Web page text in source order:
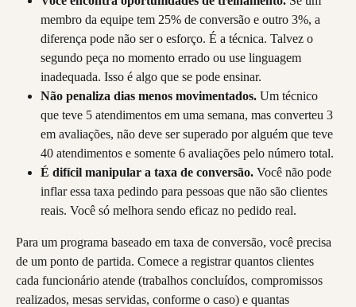
membro da equipe tem 25% de conversão e outro 3%, a
diferença pode não ser o esforço. É a técnica. Talvez o
segundo peça no momento errado ou use linguagem
inadequada. Isso é algo que se pode ensinar.
Não penaliza dias menos movimentados. Um técnico
que teve 5 atendimentos em uma semana, mas converteu 3
em avaliações, não deve ser superado por alguém que teve
40 atendimentos e somente 6 avaliações pelo número total.
É difícil manipular a taxa de conversão. Você não pode
inflar essa taxa pedindo para pessoas que não são clientes
reais. Você só melhora sendo eficaz no pedido real.
Para um programa baseado em taxa de conversão, você precisa
de um ponto de partida. Comece a registrar quantos clientes
cada funcionário atende (trabalhos concluídos, compromissos
realizados, mesas servidas, conforme o caso) e quantas